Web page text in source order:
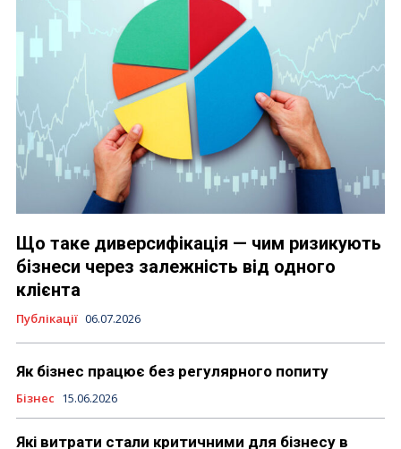
Що таке диверсифікація — чим ризикують
бізнеси через залежність від одного
клієнта
Публікації 06.07.2026
Як бізнес працює без регулярного попиту
Бізнес 15.06.2026
Які витрати стали критичними для бізнесу в